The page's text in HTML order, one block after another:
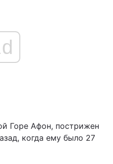
Горе Афон, пострижен
когда ему было 27